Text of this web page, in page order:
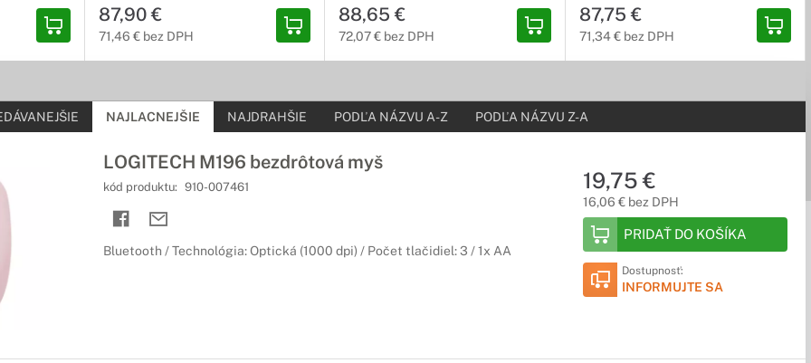
a presnosť
a klávesnicami budeš vždy o krok napred oproti svojim nepriateľom. Využi taktickú výhoda vďaka premakanému
púzdra
vybavenie s ľahkosťou
ti umožnia ľahko, bezpečne a pohodlne prenášať všetko svojhe herné vybavenie. Nenechaj sa obmedzovať a zober si svoju hernú
hry s kvalitným zvukom
nielen počuť kvalitnejší zvuk, ale sú vybavené aj mikrofónom, vďaka ktorému môžeš bez problémov komunikovať so svojimi
87,90 €
71,46 € bez DPH
88,65 €
72,07 € bez DPH
87,75 €
71,34 € bez DPH
NAJLACNEJŠIE NAJDRAHŠIE PODĽA NÁZVU A-Z PODĽA NÁZVU Z-A
LOGITECH M196 bezdrôtová myš
kód produktu: 910-007461
Bluetooth / Technológia: Optická (1000 dpi) / Počet tlačidiel: 3 / 1x AA
19,75 €
16,06 € bez DPH
PRIDAŤ DO KOŠÍKA
Dostupnosť:
INFORMUJTE SA